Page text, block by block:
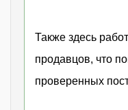
Также здесь
продавцов, что
проверенных